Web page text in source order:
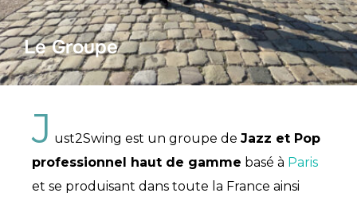
Le Groupe
J ust2Swing est un groupe de Jazz et Pop
professionnel haut de gamme basé à Paris
et se produisant dans toute la France ainsi